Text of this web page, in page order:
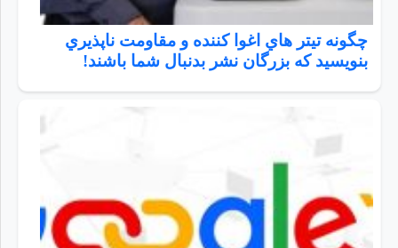
چگونه تيتر هاي اغوا كننده و مقاومت ناپذيري
بنويسيد كه بزرگان نشر بدنبال شما باشند!